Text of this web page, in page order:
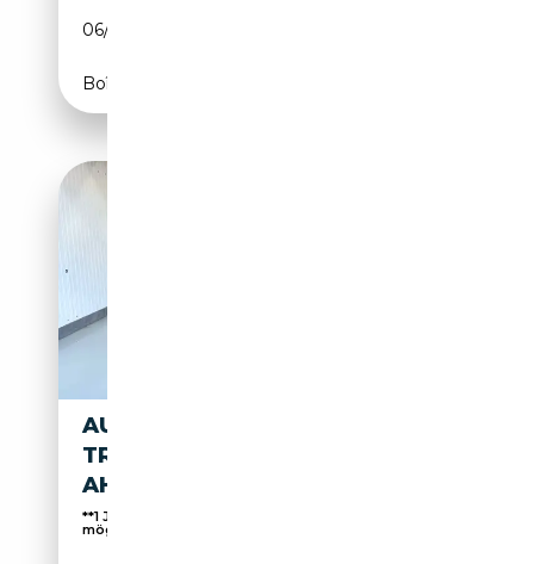
06/2016
Boîte automatique
AUDI A4 AVANT 2,0 TDI S-
TRONIC "SPORT"
AHK*SITZH*VIRTUAL*
**1 JAHR GARANTIE KOSTENLOS** Finanzierung
möglich